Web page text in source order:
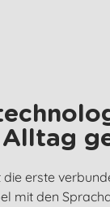
Alltag
die erste
mit den